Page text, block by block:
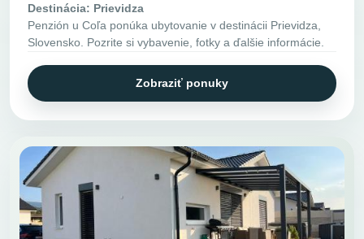
Destinácia: Prievidza
Penzión u Coľa ponúka ubytovanie v destinácii Prievidza,
Slovensko. Pozrite si vybavenie, fotky a ďalšie informácie.
Zobraziť ponuky